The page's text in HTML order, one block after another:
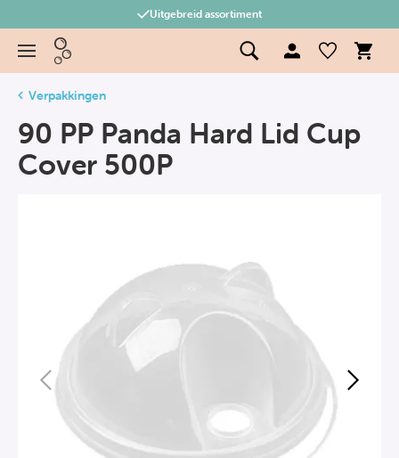
Uitgebreid assortiment
Verpakkingen
90 PP Panda Hard Lid Cup
Cover 500P